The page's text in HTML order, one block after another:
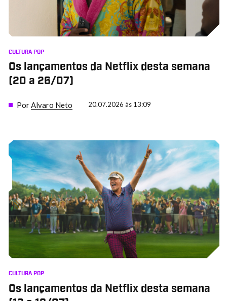
CULTURA POP
Os lançamentos da Netflix desta semana
(20 a 26/07)
PorAlvaro Neto 20.07.2026 às 13:09
CULTURA POP
Os lançamentos da Netflix desta semana